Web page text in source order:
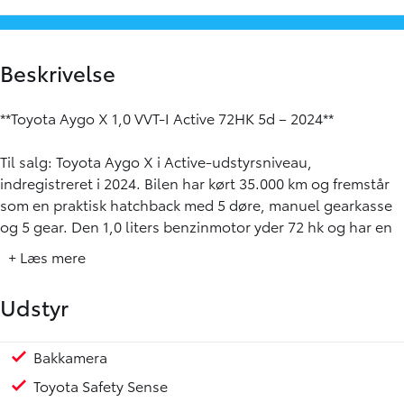
Beskrivelse
**Toyota Aygo X 1,0 VVT-I Active 72HK 5d – 2024**
Til salg: Toyota Aygo X i Active-udstyrsniveau,
indregistreret i 2024. Bilen har kørt 35.000 km og fremstår
som en praktisk hatchback med 5 døre, manuel gearkasse
og 5 gear. Den 1,0 liters benzinmotor yder 72 hk og har en
angivet til 25,2 km/l, og CO2-udledningen er oplyst til 110
overskuelige dimensioner og et udstyrsniveau, der passer
godt til både bykørsel og daglig pendling.
+ Læs mere
Udstyr
Bakkamera
Toyota Safety Sense
Kørecomputer
Skumringscensor
Servo
Sædevarme for
ESP
ABS
Airbag
Antispin
Isofix
Selealarm
17" Alufælge
Android Auto
Apple Carplay